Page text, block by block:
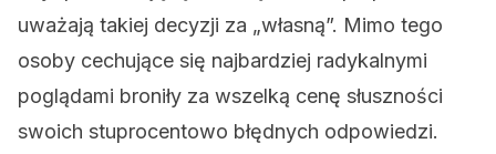
uważają takiej decyzji za „własną”. Mimo tego
osoby cechujące się najbardziej radykalnymi
poglądami broniły za wszelką cenę słuszności
swoich stuprocentowo błędnych odpowiedzi.